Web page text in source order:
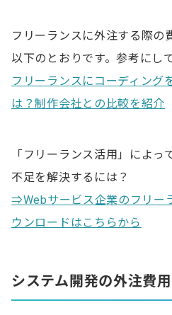
フリーランスに外注する際の
以下のとおりです。参考にし
フリーランスにコーディング
は？制作会社との比較を紹介
「フリーランス活用」によ
不足を解決するには？
⇒Webサービス企業のフリー
ウンロードはこちらから
システム開発の外注費